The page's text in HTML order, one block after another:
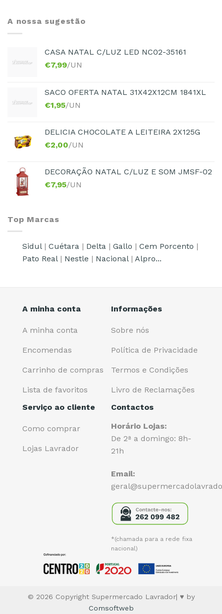
A nossa sugestão
CASA NATAL C/LUZ LED NC02-35161
€7,99/UN
SACO OFERTA NATAL 31X42X12CM 1841XL
€1,95/UN
DELICIA CHOCOLATE A LEITEIRA 2X125G
€2,00/UN
DECORAÇÃO NATAL C/LUZ E SOM JMSF-02
€7,95/UN
Top Marcas
Sidul| Cuétara | Delta | Gallo | Cem Porcento |
Pato Real| Nestle | Nacional| Alpro...
A minha conta
A minha conta
Encomendas
Carrinho de compras
Lista de favoritos
Informações
Sobre nós
Política de Privacidade
Termos e Condições
Livro de Reclamações
Serviço ao cliente
Como comprar
Lojas Lavrador
Contactos
Horário Lojas:
De 2ª a domingo: 8h-
21h
Email:
*(chamada para a rede fixa
nacional)
© 2026 Copyright Supermercado Lavrador| ♥ by
Comsoftweb